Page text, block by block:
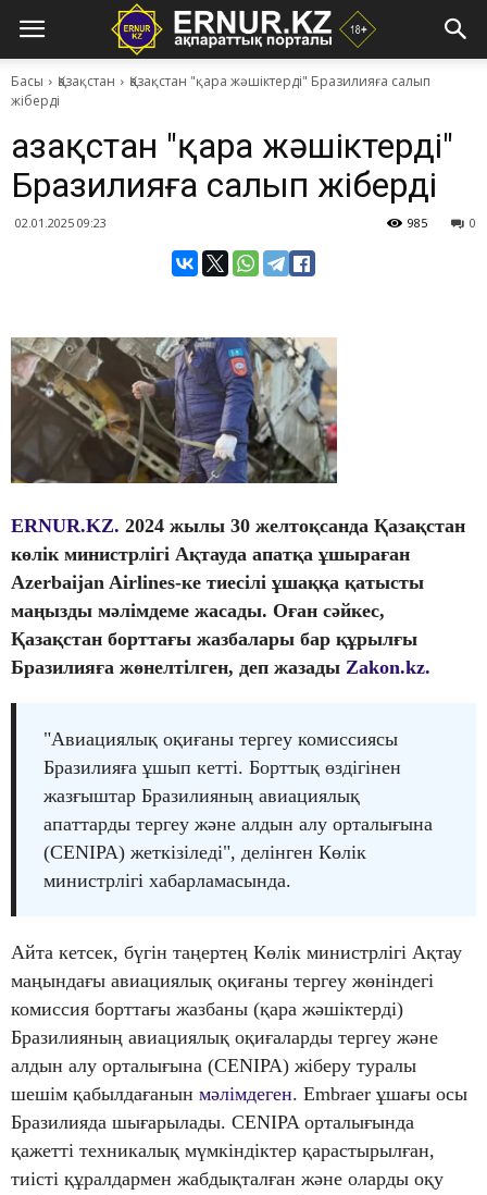
Басы Қазақстан
Қазақстан "қара жәшіктерді" Бразилияға салып
жіберді
Қазақстан "қара жәшіктерді"
Бразилияға салып жіберді
02.01.2025 09:23 0
985
ERNUR.KZ. 2024 жылы 30 желтоқсанда Қазақстан
көлік министрлігі Ақтауда апатқа ұшыраған
Azerbaijan Airlines-ке тиесілі ұшаққа қатысты
маңызды мәлімдеме жасады. Оған сәйкес,
Қазақстан борттағы жазбалары бар құрылғы
Бразилияға жөнелтілген, деп жазады Zakon.kz.
"Авиациялық оқиғаны тергеу комиссиясы
Бразилияға ұшып кетті. Борттық өздігінен
жазғыштар Бразилияның авиациялық
апаттарды тергеу және алдын алу орталығына
(CENIPA) жеткізіледі", делінген Көлік
министрлігі хабарламасында.
Айта кетсек, бүгін таңертең Көлік министрлігі Ақтау
маңындағы авиациялық оқиғаны тергеу жөніндегі
комиссия борттағы жазбаны (қара жәшіктерді)
Бразилияның авиациялық оқиғаларды тергеу және
алдын алу орталығына (CENIPA) жіберу туралы
шешім қабылдағанын мәлімдеген. Embraer ұшағы осы
Бразилияда шығарылады. CENIPA орталығында
қажетті техникалық мүмкіндіктер қарастырылған,
тиісті құралдармен жабдықталған және оларды оқу